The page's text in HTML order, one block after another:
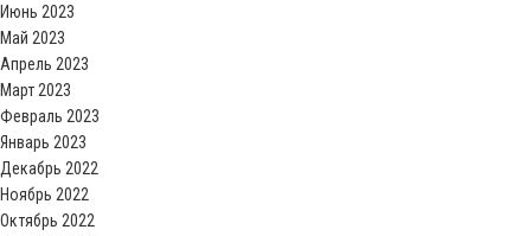
Июнь 2023
Май 2023
Апрель 2023
Март 2023
Февраль 2023
Январь 2023
Декабрь 2022
Ноябрь 2022
Октябрь 2022